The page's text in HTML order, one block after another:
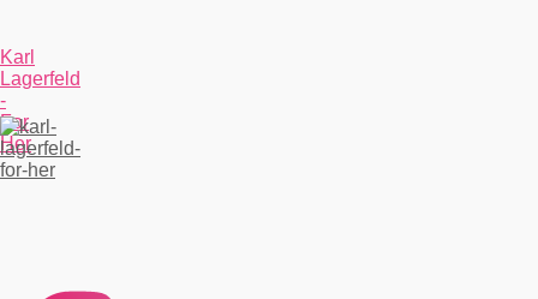
Karl
Lagerfeld
-
For
Her